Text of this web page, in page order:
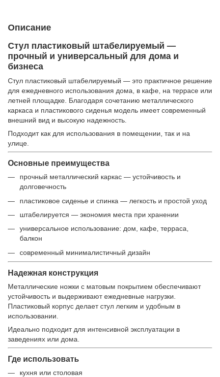
Описание
Стул пластиковый штабелируемый —
прочный и универсальный для дома и
бизнеса
Стул пластиковый штабелируемый — это практичное решение
для ежедневного использования дома, в кафе, на террасе или
летней площадке. Благодаря сочетанию металлического
каркаса и пластикового сиденья модель имеет современный
внешний вид и высокую надежность.
Подходит как для использования в помещении, так и на
улице.
Основные преимущества
прочный металлический каркас — устойчивость и
долговечность
пластиковое сиденье и спинка — легкость и простой уход
штабелируется — экономия места при хранении
универсальное использование: дом, кафе, терраса,
балкон
современный минималистичный дизайн
Надежная конструкция
Металлические ножки с матовым покрытием обеспечивают
устойчивость и выдерживают ежедневные нагрузки.
Пластиковый корпус делает стул легким и удобным в
использовании.
Идеально подходит для интенсивной эксплуатации в
заведениях или дома.
Где использовать
кухня или столовая